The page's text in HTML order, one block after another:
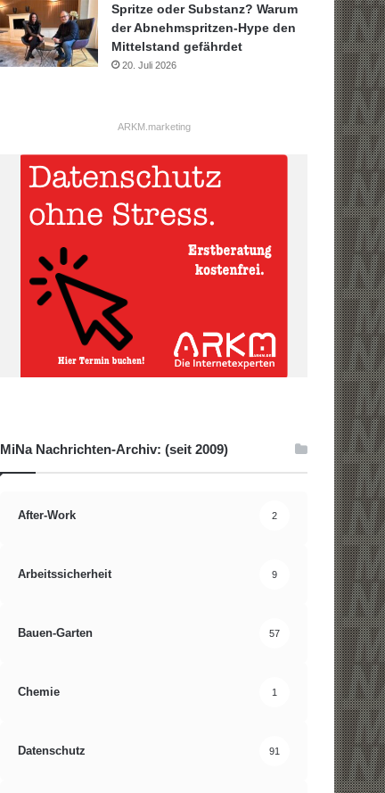
Spritze oder Substanz? Warum
der Abnehmspritzen-Hype den
Mittelstand gefährdet
20. Juli 2026
ARKM.marketing
MiNa Nachrichten-Archiv: (seit 2009)
After-Work 2
Arbeitssicherheit 9
Bauen-Garten 57
Chemie 1
Datenschutz 91